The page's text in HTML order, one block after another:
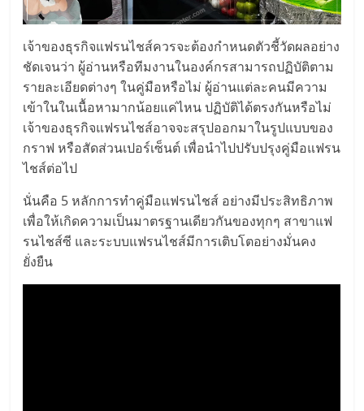
เปิด
ร้าน
ปรึกษา
ฟรี,
บริการ
พัฒนา
ระบบ
เจ้าของธุรกิจแฟรนไชส์ควรจะต้องกำหนดตัวชี้วัดผลอย่าง
ชัดเจนว่า ผู้อ่านหรือทีมงานในองค์กรสามารถปฏิบัติตาม
รายละเอียดต่างๆ ในคู่มือหรือไม่ ผู้อ่านแต่ละคนมีความ
เข้าในในเนื้อหามากน้อยแค่ไหน ปฏิบัติได้ตรงกันหรือไม่
เจ้าของธุรกิจแฟรนไชส์อาจจะสรุปออกมาในรูปแบบของ
กราฟ หรือสัดส่วนเปอร์เซ็นต์ เพื่อนำไปปรับปรุงคู่มือแฟรน
ไชส์ต่อไป
นั่นคือ 5 หลักการทำคู่มือแฟรนไชส์ อย่างมีประสิทธิภาพ
เพื่อให้เกิดความเป็นมาตรฐานเดียวกันของทุกๆ สาขาแฟ
รนไชส์ซี และระบบแฟรนไชส์มีการเติบโตอย่างมั่นคง
ยั่งยืน